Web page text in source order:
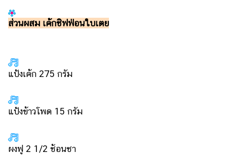
ส่วนผสม เค้กชิฟฟ่อนใบเตย
แป้งเค้ก 275 กรัม
แป้งข้าวโพด 15 กรัม
ผงฟู 2 1/2 ช้อนชา